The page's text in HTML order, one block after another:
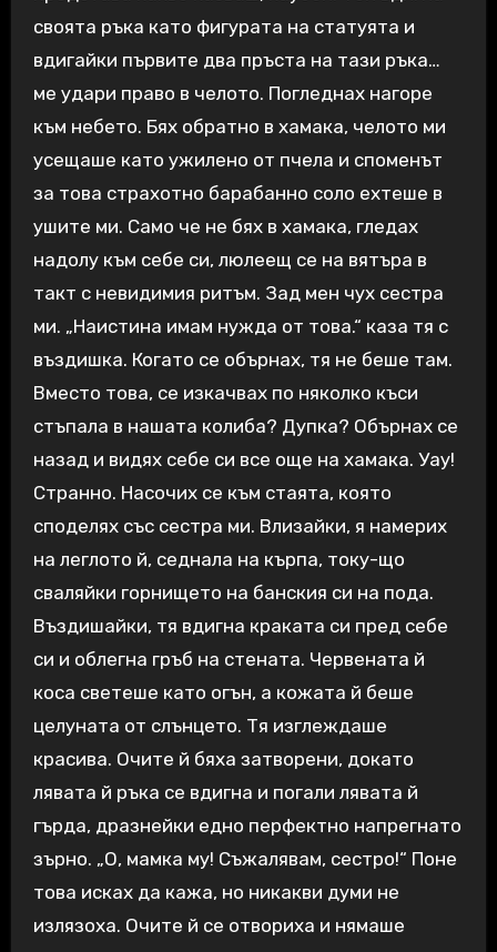
своята ръка като фигурата на статуята и
вдигайки първите два пръста на тази ръка…
ме удари право в челото. Погледнах нагоре
към небето. Бях обратно в хамака, челото ми
усещаше като ужилено от пчела и споменът
за това страхотно барабанно соло ехтеше в
ушите ми. Само че не бях в хамака, гледах
надолу към себе си, люлеещ се на вятъра в
такт с невидимия ритъм. Зад мен чух сестра
ми. „Наистина имам нужда от това.“ каза тя с
въздишка. Когато се обърнах, тя не беше там.
Вместо това, се изкачвах по няколко къси
стъпала в нашата колиба? Дупка? Обърнах се
назад и видях себе си все още на хамака. Уау!
Странно. Насочих се към стаята, която
споделях със сестра ми. Влизайки, я намерих
на леглото й, седнала на кърпа, току-що
сваляйки горнището на банския си на пода.
Въздишайки, тя вдигна краката си пред себе
си и облегна гръб на стената. Червената й
коса светеше като огън, а кожата й беше
целуната от слънцето. Тя изглеждаше
красива. Очите й бяха затворени, докато
лявата й ръка се вдигна и погали лявата й
гърда, дразнейки едно перфектно напрегнато
зърно. „О, мамка му! Съжалявам, сестро!“ Поне
това исках да кажа, но никакви думи не
излязоха. Очите й се отвориха и нямаше